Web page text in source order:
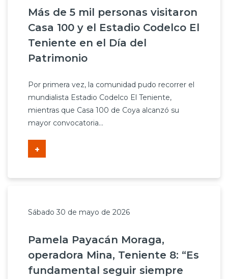
Más de 5 mil personas visitaron
Casa 100 y el Estadio Codelco El
Teniente en el Día del
Patrimonio
Por primera vez, la comunidad pudo recorrer el
mundialista Estadio Codelco El Teniente,
mientras que Casa 100 de Coya alcanzó su
mayor convocatoria...
+
Sábado 30 de mayo de 2026
Pamela Payacán Moraga,
operadora Mina, Teniente 8: “Es
fundamental seguir siempre